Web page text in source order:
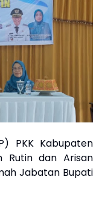
PKK Kabupaten
Rutin dan Arisan
Jabatan Bupati